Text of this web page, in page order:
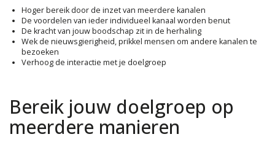
Hoger bereik door de inzet van meerdere kanalen
De voordelen van ieder individueel kanaal worden benut
De kracht van jouw boodschap zit in de herhaling
Wek de nieuwsgierigheid, prikkel mensen om andere kanalen te
bezoeken
Verhoog de interactie met je doelgroep
Bereik jouw doelgroep op
meerdere manieren